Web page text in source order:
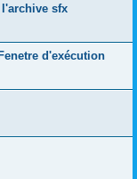
sfx
d'exécution